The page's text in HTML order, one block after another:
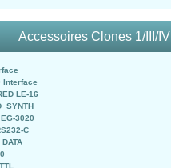
Accessoires Clones 1/III/IV
Interface
LE-16
3020
C